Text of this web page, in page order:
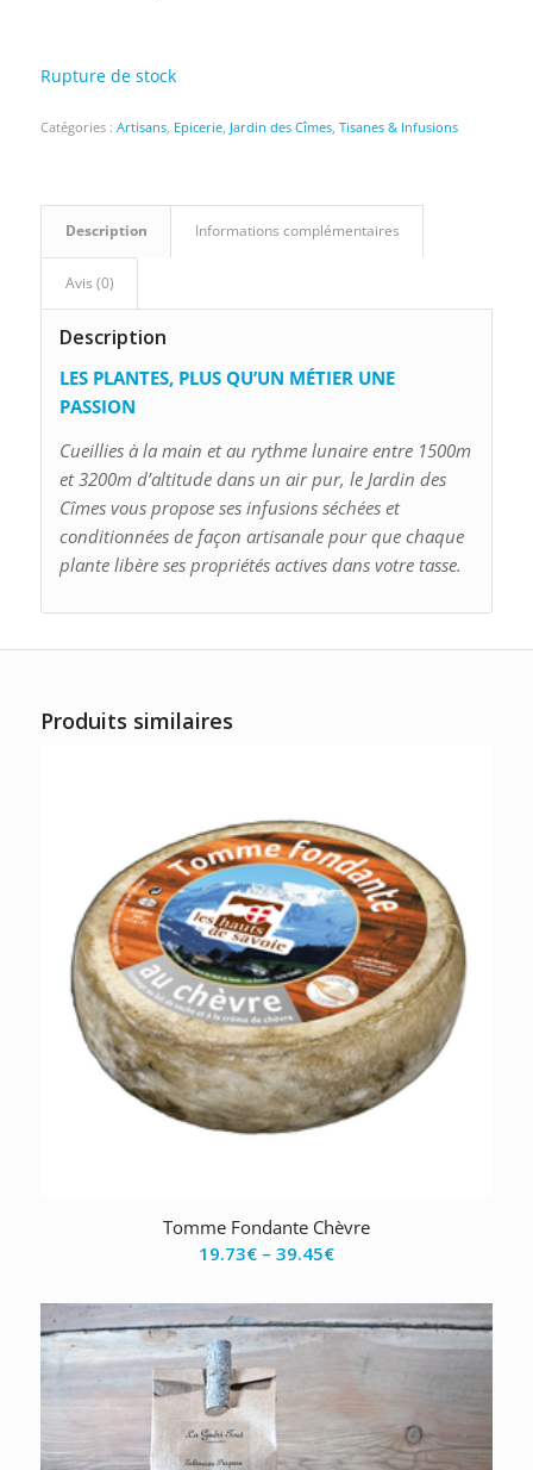
Rupture de stock
Catégories : Artisans, Epicerie, Jardin des Cîmes, Tisanes & Infusions
Description Informations complémentaires
Avis (0)
Description
LES PLANTES, PLUS QU’UN MÉTIER UNE
PASSION
Cueillies à la main et au rythme lunaire entre 1500m
et 3200m d’altitude dans un air pur, le Jardin des
Cîmes vous propose ses infusions séchées et
conditionnées de façon artisanale pour que chaque
plante libère ses propriétés actives dans votre tasse.
Produits similaires
Tomme Fondante Chèvre
19.73€– 39.45€